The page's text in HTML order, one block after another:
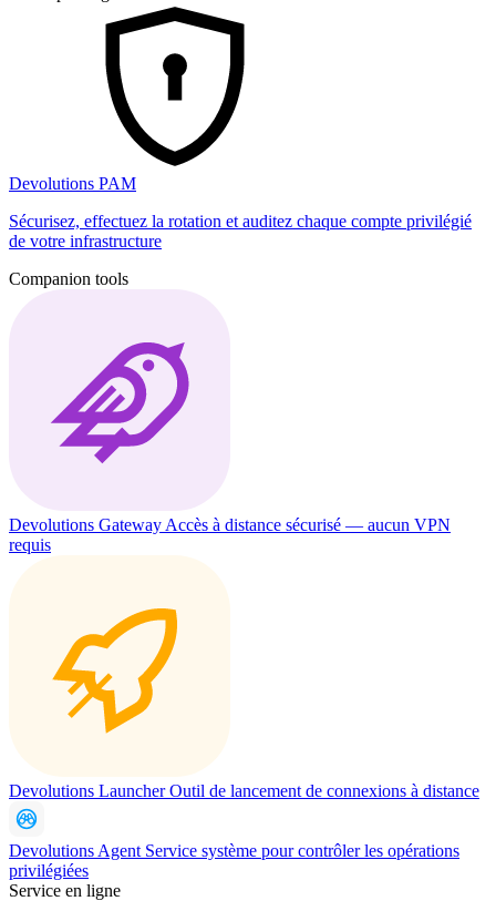
Devolutions PAM
Sécurisez, effectuez la rotation et auditez chaque compte privilégié
de votre infrastructure
Companion tools
Devolutions Gateway Accès à distance sécurisé — aucun VPN
requis
Devolutions LauncherOutil de lancement de connexions à distance
Devolutions Agent Service système pour contrôler les opérations
privilégiées
Service en ligne